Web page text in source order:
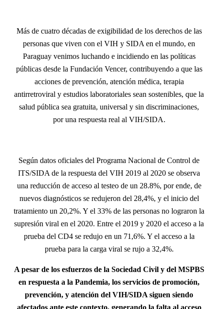
Más de cuatro décadas de exigibilidad de los derechos de las
personas que viven con el VIH y SIDA en el mundo, en
Paraguay venimos luchando e incidiendo en las políticas
públicas desde la Fundación Vencer, contribuyendo a que las
acciones de prevención, atención médica, terapia
antirretroviral y estudios laboratoriales sean sostenibles, que la
salud pública sea gratuita, universal y sin discriminaciones,
por una respuesta real al VIH/SIDA.
Según datos oficiales del Programa Nacional de Control de
ITS/SIDA de la respuesta del VIH 2019 al 2020 se observa
una reducción de acceso al testeo de un 28.8%, por ende, de
nuevos diagnósticos se redujeron del 28,4%, y el inicio del
tratamiento un 20,2%. Y el 33% de las personas no lograron la
supresión viral en el 2020. Entre el 2019 y 2020 el acceso a la
prueba del CD4 se redujo en un 71,6%. Y el acceso a la
prueba para la carga viral se rujo a 32,4%.
A pesar de los esfuerzos de la Sociedad Civil y del MSPBS
en respuesta a la Pandemia, los servicios de promoción,
prevención, y atención del VIH/SIDA siguen siendo
afectados ante este contexto, generando la falta al acceso